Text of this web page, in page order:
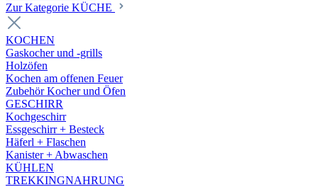
Zur Kategorie KÜCHE
KOCHEN
Gaskocher und -grills
Holzöfen
Kochen am offenen Feuer
Zubehör Kocher und Öfen
GESCHIRR
Kochgeschirr
Essgeschirr + Besteck
Häferl + Flaschen
Kanister + Abwaschen
KÜHLEN
TREKKINGNAHRUNG